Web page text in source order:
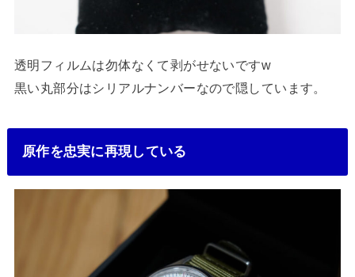
透明フィルムは勿体なくて剥がせないですw
黒い丸部分はシリアルナンバーなので隠しています。
原作を忠実に再現している